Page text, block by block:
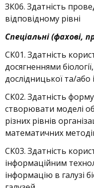
ЗК06. Здатність
відповідному рівні
Спеціальні (фахові,
СК01. Здатність
досягненнями
дослідницької та/або
СК02. Здатність
створювати моделі
різних рівнів
математичних
СК03. Здатність
інформаційним
інформацію в галузі